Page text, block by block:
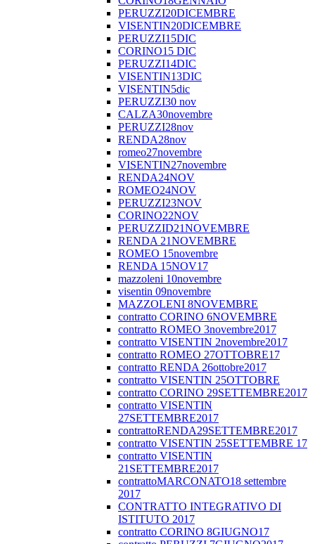
PERUZZI20DICEMBRE
VISENTIN20DICEMBRE
PERUZZI15DIC
CORINO15 DIC
PERUZZI14DIC
VISENTIN13DIC
VISENTIN5dic
PERUZZI30 nov
CALZA30novembre
PERUZZI28nov
RENDA28nov
romeo27novembre
VISENTIN27novembre
RENDA24NOV
ROMEO24NOV
PERUZZI23NOV
CORINO22NOV
PERUZZID21NOVEMBRE
RENDA 21NOVEMBRE
ROMEO 15novembre
RENDA 15NOV17
mazzoleni 10novembre
visentin 09novembre
MAZZOLENI 8NOVEMBRE
contratto CORINO 6NOVEMBRE
contratto ROMEO 3novembre2017
contratto VISENTIN 2novembre2017
contratto ROMEO 27OTTOBRE17
contratto RENDA 26ottobre2017
contratto VISENTIN 25OTTOBRE
contratto CORINO 29SETTEMBRE2017
contratto VISENTIN
27SETTEMBRE2017
contrattoRENDA29SETTEMBRE2017
contratto VISENTIN 25SETTEMBRE 17
contratto VISENTIN
21SETTEMBRE2017
contrattoMARCONATO18 settembre
2017
CONTRATTO INTEGRATIVO DI
ISTITUTO 2017
contratto CORINO 8GIUGNO17